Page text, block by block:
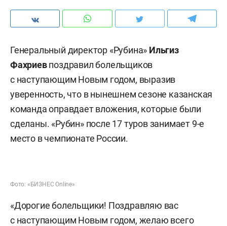
Генеральный директор «Рубина» Ильгиз
Фахриевпоздравил болельщиков
с наступающим Новым годом, выразив
уверенность, что в нынешнем сезоне казанская
команда оправдает вложения, которые были
сделаны. «Рубин» после 17 туров занимает 9-е
место в чемпионате России.
Фото: «БИЗНЕС Online»
«Дорогие болельщики! Поздравляю вас
с наступающим Новым годом, желаю всего